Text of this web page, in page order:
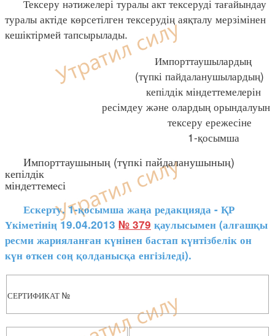
Тексеру нәтижелері туралы акт тексеруді тағайындау
туралы актіде көрсетілген тексерудің аяқталу мерзімінен
кешіктірмей тапсырылады.
Импорттаушылардың
(түпкі пайдаланушылардың)
кепілдік міндеттемелерін
ресімдеу және олардың орындалуын
тексеру ережесіне
1-қосымша
Импорттаушының (түпкі пайдаланушының)
кепілдік
міндеттемесі
Ескерту. 1-қосымша жаңа редакцияда - ҚР
Үкіметінің 19.04.2013 № 379 қаулысымен (алғашқы
ресми жарияланған күнінен бастап күнтізбелік он
күн өткен соң қолданысқа енгізіледі).
СЕРТИФИКАТ №